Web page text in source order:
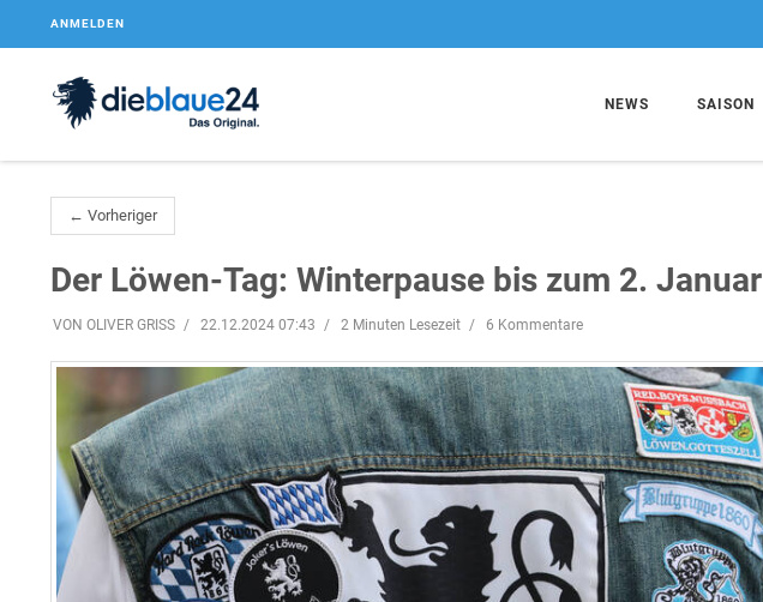
ANMELDEN
NEWS SAISON
← Vorheriger
Der Löwen-Tag: Winterpause bis zum 2. Januar
VON OLIVER GRISS 22.12.2024 07:43 2 Minuten Lesezeit 6 Kommentare